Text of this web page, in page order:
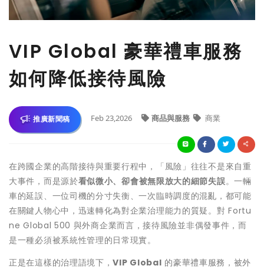
VIP Global 豪華禮車服務
如何降低接待風險
推廣新聞稿 Feb 23,2026 商品與服務 商業
在跨國企業的高階接待與重要行程中，「風險」往往不是來自重
大事件，而是源於看似微小、卻會被無限放大的細節失誤。一輛
車的延誤、一位司機的分寸失衡、一次臨時調度的混亂，都可能
在關鍵人物心中，迅速轉化為對企業治理能力的質疑。對 Fortu
ne Global 500 與外商企業而言，接待風險並非偶發事件，而
是一種必須被系統性管理的日常現實。
正是在這樣的治理語境下，VIP Global 的豪華禮車服務，被外